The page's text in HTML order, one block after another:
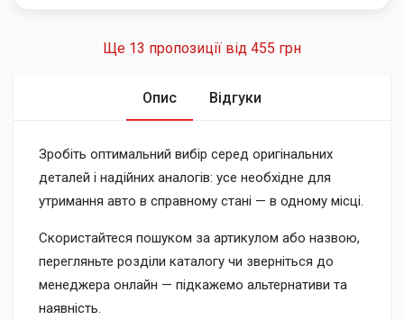
Ще 13 пропозиції від 455 грн
Опис Відгуки
Зробіть оптимальний вибір серед оригінальних
деталей і надійних аналогів: усе необхідне для
утримання авто в справному стані — в одному місці.
Скористайтеся пошуком за артикулом або назвою,
перегляньте розділи каталогу чи зверніться до
менеджера онлайн — підкажемо альтернативи та
наявність.